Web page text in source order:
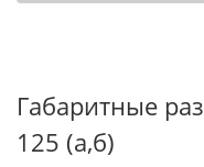
Габаритные
125 (а,б)